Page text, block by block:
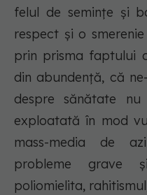
felul de semințe și
respect și o
prin prisma faptului
din abundență, că
despre sănătate
exploatată în mod
mass-media de
probleme grave
poliomielita,